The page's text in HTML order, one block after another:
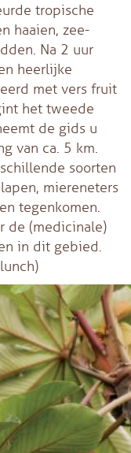
tropische
haaien, zee-
Na 2 uur
heerlijke
met vers fruit
het tweede
de gids u
van ca. 5 km.
soorten
miereneters
tegenkomen.
de (medicinale)
in dit gebied.